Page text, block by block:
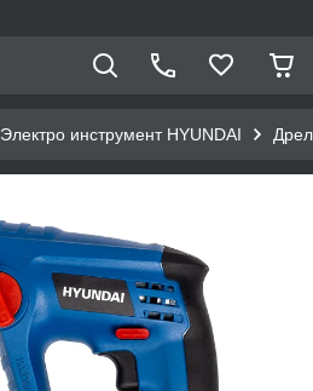
Электро инструмент HYUNDAI